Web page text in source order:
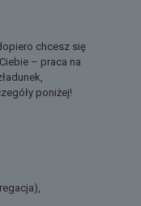
chcesz się
– praca na
poniżej!